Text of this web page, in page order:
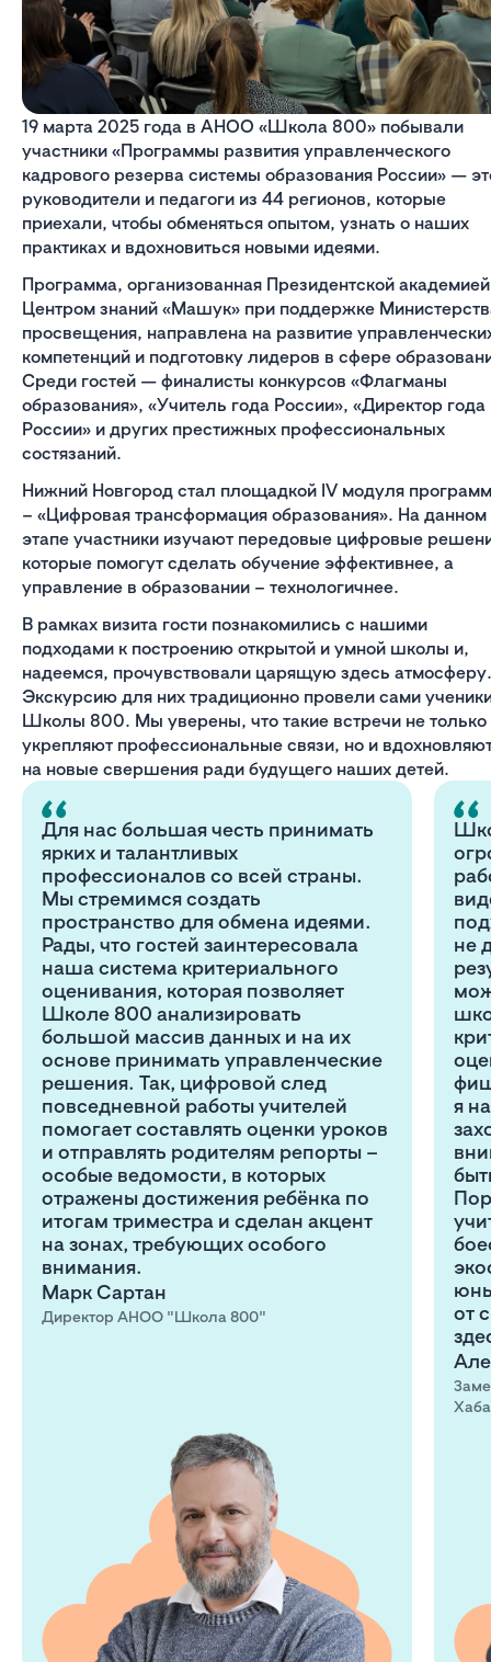
19 марта 2025 года в АНОО «Школа 800» побывали
участники «Программы развития управленческого
кадрового резерва системы образования России» —
руководители и педагоги из 44 регионов, которые
приехали, чтобы обменяться опытом, узнать о наших
практиках и вдохновиться новыми идеями.
Программа, организованная Президентской
Центром знаний «Машук» при поддержке
просвещения, направлена на развитие
компетенций и подготовку лидеров в сфере
Среди гостей — финалисты конкурсов «Флагманы
образования», «Учитель года России», «Директор года
России» и других престижных профессиональных
состязаний.
Нижний Новгород стал площадкой IV модуля
– «Цифровая трансформация образования». На данном
этапе участники изучают передовые цифровые
которые помогут сделать обучение эффективнее, а
управление в образовании – технологичнее.
В рамках визита гости познакомились с нашими
подходами к построению открытой и умной школы и,
надеемся, прочувствовали царящую здесь атмосферу.
Экскурсию для них традиционно провели сами
Школы 800. Мы уверены, что такие встречи не только
укрепляют профессиональные связи, но и
на новые свершения ради будущего наших детей.
Для нас большая честь принимать
ярких и талантливых
профессионалов со всей страны.
Мы стремимся создать
пространство для обмена идеями.
Рады, что гостей заинтересовала
наша система критериального
оценивания, которая позволяет
Школе 800 анализировать
большой массив данных и на их
основе принимать управленческие
решения. Так, цифровой след
повседневной работы учителей
помогает составлять оценки уроков
и отправлять родителям репорты –
особые ведомости, в которых
отражены достижения ребёнка по
итогам триместра и сделан акцент
на зонах, требующих особого
внимания.
Марк Сартан
Директор АНОО "Школа 800"
не
я
от